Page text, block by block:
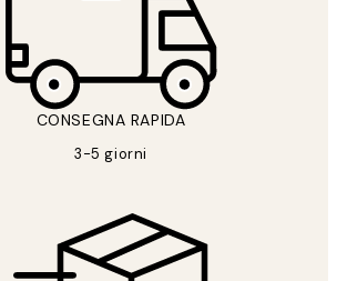
CONSEGNA RAPIDA
3-5 giorni